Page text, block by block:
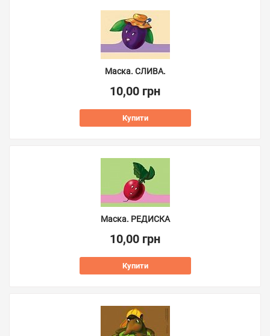
Маска. СЛИВА.
10,00 грн
Купити
Маска. РЕДИСКА
10,00 грн
Купити